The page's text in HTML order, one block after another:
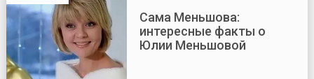
Сама Меньшова:
интересные факты о
Юлии Меньшовой